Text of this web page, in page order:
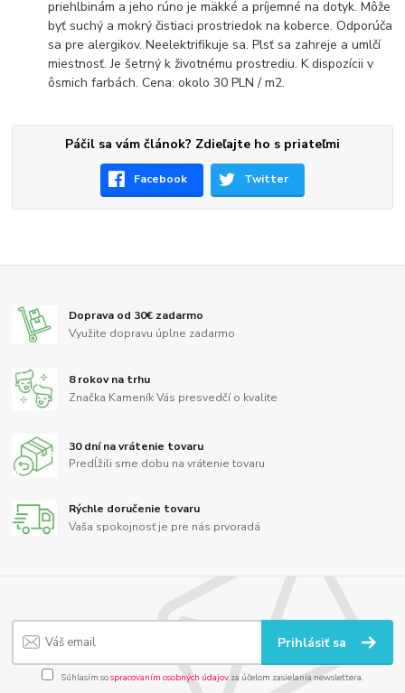
priehlbinám a jeho rúno je mäkké a príjemné na dotyk. Môže
byť suchý a mokrý čistiaci prostriedok na koberce. Odporúča
sa pre alergikov. Neelektrifikuje sa. Plsť sa zahreje a umlčí
miestnosť. Je šetrný k životnému prostrediu. K dispozícii v
ôsmich farbách. Cena: okolo 30 PLN / m2.
Páčil sa vám článok? Zdieľajte ho s priateľmi
Facebook Twitter
Doprava od 30€ zadarmo
Využite dopravu úplne zadarmo
8 rokov na trhu
Značka Kameník Vás presvedčí o kvalite
30 dní na vrátenie tovaru
Predĺžili sme dobu na vrátenie tovaru
Rýchle doručenie tovaru
Vaša spokojnosť je pre nás prvoradá
Prihlásiť sa
Súhlasím sospracovaním osobných údajov za účelom zasielania newslettera.